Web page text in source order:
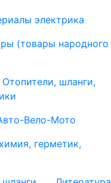
электрика
(товары народного
шланги,
Вело-Мото
герметик,